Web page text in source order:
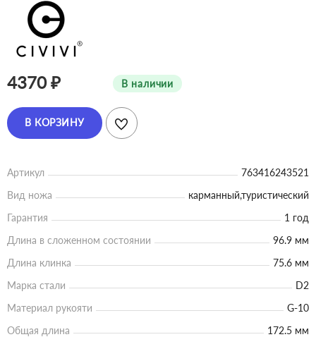
4370 ₽ В наличии
В КОРЗИНУ
Артикул
763416243521
Вид ножа
карманный,туристический
Гарантия
1 год
Длина в сложенном состоянии
96.9 мм
Длина клинка
75.6 мм
Марка стали
D2
Материал рукояти
G-10
Общая длина
172.5 мм